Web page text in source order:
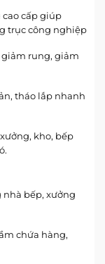
cấp giúp
trục công nghiệp
rung, giảm
tháo lắp nhanh
kho, bếp
bếp, xưởng
chứa hàng,